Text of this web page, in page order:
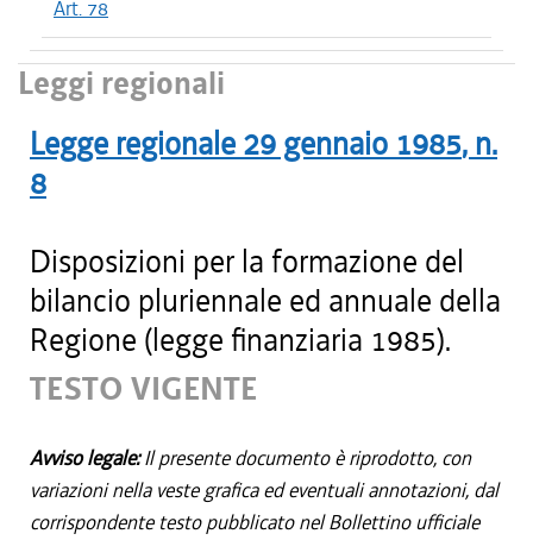
Art. 78
Leggi regionali
Legge regionale 29 gennaio 1985, n.
8
Disposizioni per la formazione del
bilancio pluriennale ed annuale della
Regione (legge finanziaria 1985).
TESTO VIGENTE
Avviso legale:Il presente documento è riprodotto, con
variazioni nella veste grafica ed eventuali annotazioni, dal
corrispondente testo pubblicato nel Bollettino ufficiale